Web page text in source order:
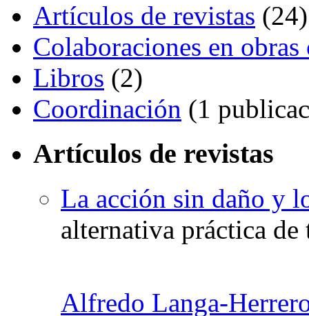
Artículos de revistas (24)
Colaboraciones en
Libros (2)
Coordinación (1
Artículos de revistas
La acción sin daño y
alternativa práctica
Alfredo Langa-